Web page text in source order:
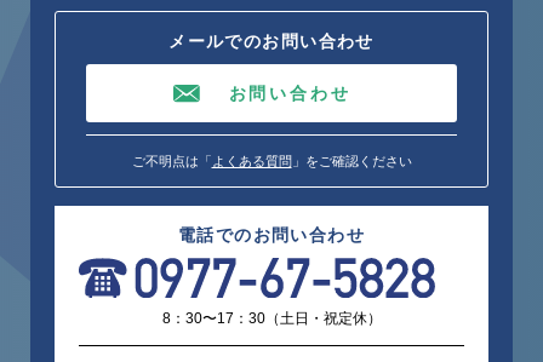
メールでのお問い合わせ
お問い合わせ
ご不明点は「 よくある質問 」をご確認ください
電話でのお問い合わせ
8：30〜17：30（土日・祝定休）